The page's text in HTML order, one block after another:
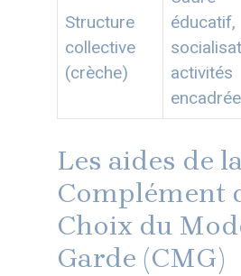
Structure
collective
(crèche)
éducatif,
activités
Les aides de
Complément
Choix du
Garde (CMG)